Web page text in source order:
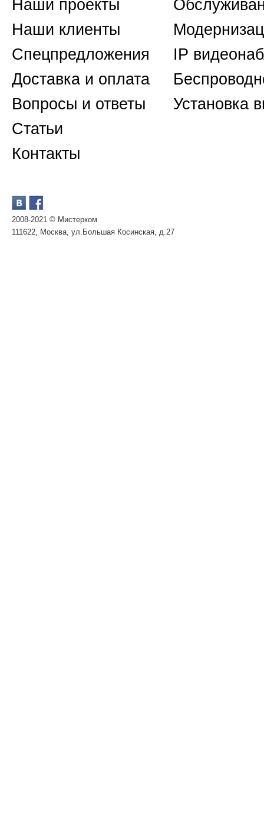
Наши проекты
Наши клиенты
Спецпредложения
Доставка и оплата
Вопросы и ответы
Статьи
Контакты
2008-2021 © Мистерком
111622, Москва, ул.Большая Косинская, д.27
IP
Установка